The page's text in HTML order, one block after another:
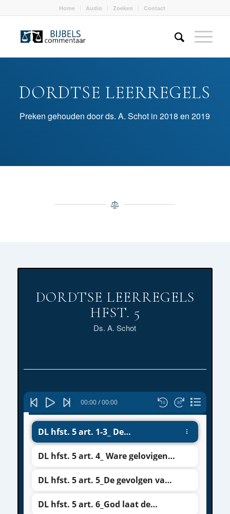
Home Audio Zoeken Contact
DORDTSE LEERREGELS
Preken gehouden door ds. A. Schot in 2018 en 2019
DORDTSE LEERREGELS
HFST. 5
Ds. A. Schot
Audiospeler
00:00/00:00 10 30
DL hfst. 5 art. 1-3_ De
wedergeborenen en de zonde
DL hfst. 5 art. 4_ Ware gelovigen
DL hfst. 5 art. 5_De gevolgen van
DL hfst. 5 art. 6_God laat de